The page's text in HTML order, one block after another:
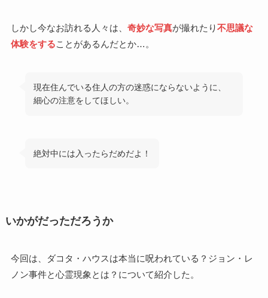
しかし今なお訪れる人々は、 奇妙な写真が撮れたり不思議な
体験をすることがあるんだとか…。
現在住んでいる住人の方の迷惑にならないように、
細心の注意をしてほしい。
絶対中には入ったらだめだよ！
いかがだっただろうか
今回は、ダコタ・ハウスは本当に呪われている？ジョン・レ
ノン事件と心霊現象とは？について紹介した。